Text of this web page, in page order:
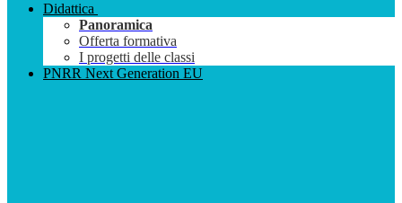
Didattica
Panoramica
Offerta formativa
I progetti delle classi
PNRR Next Generation EU